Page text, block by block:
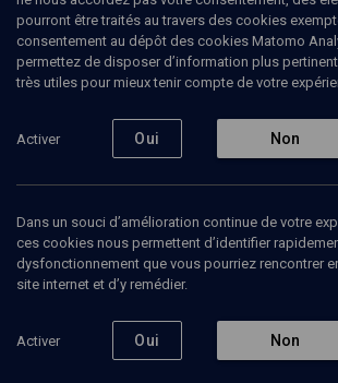
Vidéos 1
l'AFIRNe 2/2
L'addiction est-elle une
maladie du cerveau ?
Regarder
pourront être traités au travers des cookies
consentement au dépôt des cookies Matomo
permettez de disposer d’information plus
très utiles pour mieux tenir compte de votre
Activer Oui Non
Dans un souci d’amélioration continue de votre
ces cookies nous permettent d’identifier
dysfonctionnement que vous pourriez rencontrer
site internet et d’y remédier.
Activer Oui Non